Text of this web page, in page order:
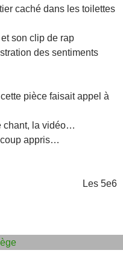
caché dans les toilettes
son clip de rap
des sentiments
pièce faisait appel à
chant, la vidéo…
appris…
Les 5e6